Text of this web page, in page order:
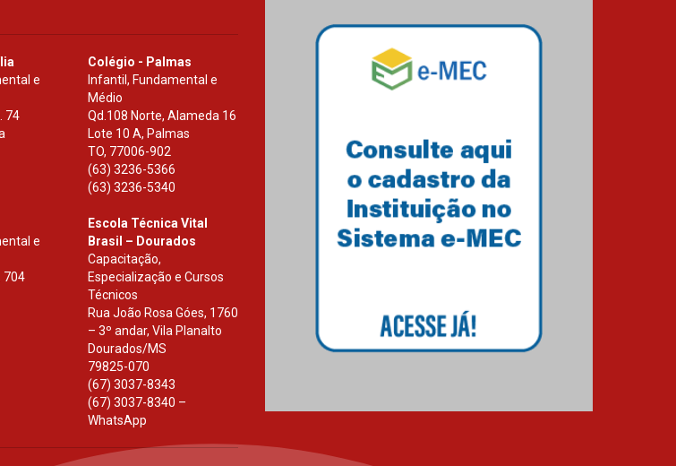
e
74
Colégio - Palmas
Infantil, Fundamental e
Médio
Qd.108 Norte, Alameda 16
Lote 10 A, Palmas
TO, 77006-902
(63) 3236-5366
(63) 3236-5340
e
704
Escola Técnica Vital
Brasil – Dourados
Capacitação,
Especialização e Cursos
Técnicos
Rua João Rosa Góes, 1760
– 3º andar, Vila Planalto
Dourados/MS
79825-070
(67) 3037-8343
(67) 3037-8340 –
WhatsApp